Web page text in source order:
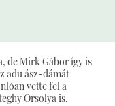
de Mirk Gábor így is
adu ász-dámát
vette fel a
Orsolya is.